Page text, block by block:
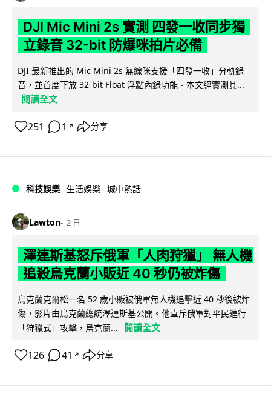
DJI Mic Mini 2s 實測 四發一收同步獨
立錄音 32-bit 防爆咪拍片必備
DJI 最新推出的 Mic Mini 2s 無線咪支援「四發一收」分軌錄
音，並首度下放 32-bit Float 浮點內錄功能。本文經實測其...
閱讀全文
251 1 ↗ 分享
科技娛樂 生活娛樂 城中熱話
Lawton 2 日
澤連斯基怒斥俄軍「人肉狩獵」 無人機
追殺烏克蘭小販近 40 秒仍被炸傷
烏克蘭克爾松一名 52 歲小販被俄軍無人機追擊近 40 秒後被炸
傷，影片由烏克蘭總統澤連斯基公開。他直斥俄軍對平民進行
「狩獵式」攻擊，烏克蘭...
閱讀全文
126 41 ↗ 分享